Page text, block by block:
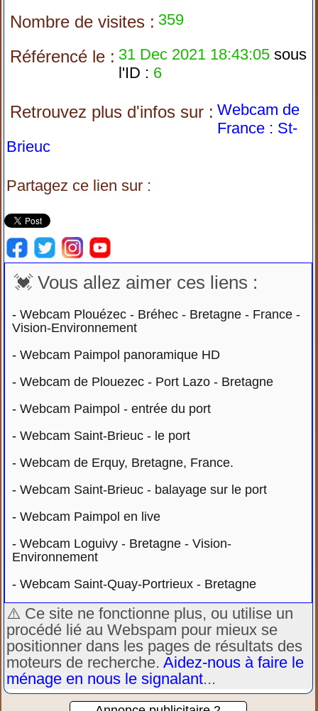
Nombre de visites : 359
Référencé le : 31 Dec 2021 18:43:05 sous
l'ID : 6
Retrouvez plus d'infos sur : Webcam de
France : St-
Brieuc
Partagez ce lien sur :
💓 Vous allez aimer ces liens :
-Webcam Plouézec - Bréhec - Bretagne - France -
Vision-Environnement
-Webcam Paimpol panoramique HD
-Webcam de Plouezec - Port Lazo - Bretagne
-Webcam Paimpol - entrée du port
-Webcam Saint-Brieuc - le port
-Webcam de Erquy, Bretagne, France.
-Webcam Saint-Brieuc - balayage sur le port
-Webcam Paimpol en live
-Webcam Loguivy - Bretagne - Vision-
Environnement
-Webcam Saint-Quay-Portrieux - Bretagne
⚠️ Ce site ne fonctionne plus, ou utilise un
procédé lié au Webspam pour mieux se
positionner dans les pages de résultats des
moteurs de recherche.Aidez-nous à faire le
ménage en nous le signalant...